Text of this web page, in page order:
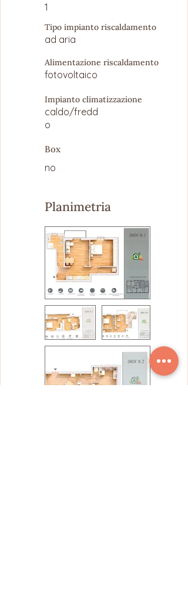
1
Tipo impianto riscaldamento
ad aria
Alimentazione riscaldamento
fotovoltaico
Impianto climatizzazione
caldo/fredd
o
Box
no
Planimetria